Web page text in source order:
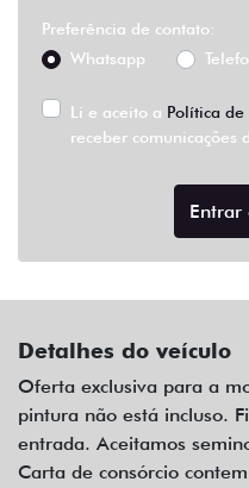
Preferência de contato:
Whatsapp
Li e aceito a Política
receber comunicações
Entrar
Detalhes do veículo
Oferta exclusiva para a
pintura não está incluso.
entrada. Aceitamos
Carta de consórcio